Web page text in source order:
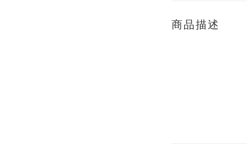
商品描述